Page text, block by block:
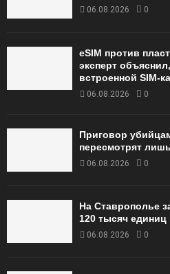
06.08.2026 0
eSIM против
эксперт
встроенной SIM-
06.08.2026 0
Приговор
пересмотрят
06.08.2026 0
На Ставрополье
120 тысяч единиц
06.08.2026 0